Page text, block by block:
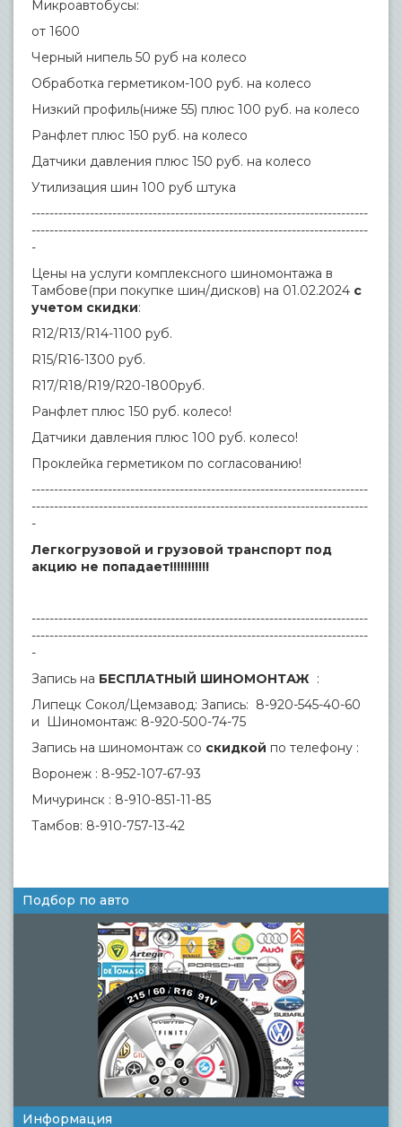
Микроавтобусы:
от 1600
Черный нипель 50 руб на колесо
Обработка герметиком-100 руб. на колесо
Низкий профиль(ниже 55) плюс 100 руб. на колесо
Ранфлет плюс 150 руб. на колесо
Датчики давления плюс 150 руб. на колесо
Утилизация шин 100 руб штука
---------------------------------------------------------------------------
---------------------------------------------------------------------------
-
Цены на услуги комплексного шиномонтажа в
Тамбове(при покупке шин/дисков) на 01.02.2024 с
учетом скидки:
R12/R13/R14-1100 руб.
R15/R16-1300 руб.
R17/R18/R19/R20-1800руб.
Ранфлет плюс 150 руб. колесо!
Датчики давления плюс 100 руб. колесо!
Проклейка герметиком по согласованию!
---------------------------------------------------------------------------
---------------------------------------------------------------------------
-
Легкогрузовой и грузовой транспорт под
акцию не попадает!!!!!!!!!!!
---------------------------------------------------------------------------
---------------------------------------------------------------------------
-
Запись на БЕСПЛАТНЫЙ ШИНОМОНТАЖ :
Липецк Сокол/Цемзавод: Запись: 8-920-545-40-60
и Шиномонтаж: 8-920-500-74-75
Запись на шиномонтаж со скидкой по телефону :
Воронеж : 8-952-107-67-93
Мичуринск : 8-910-851-11-85
Тамбов: 8-910-757-13-42
Подбор по авто
Информация